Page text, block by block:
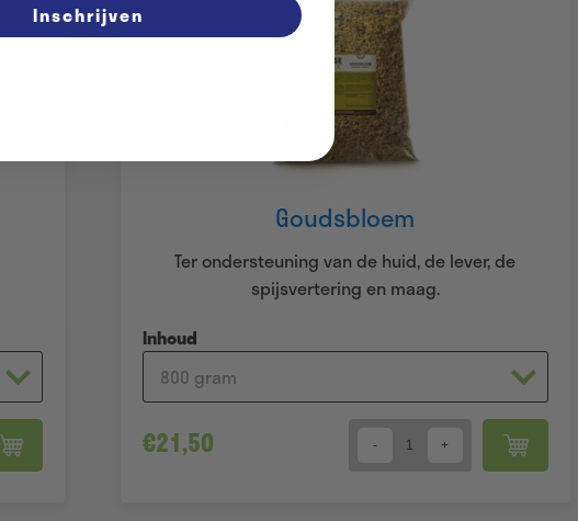
Goudsbloem
Ter ondersteuning van de huid, de lever, de
spijsvertering en maag.
Inhoud
€21,50 Quantity
Inschrijven